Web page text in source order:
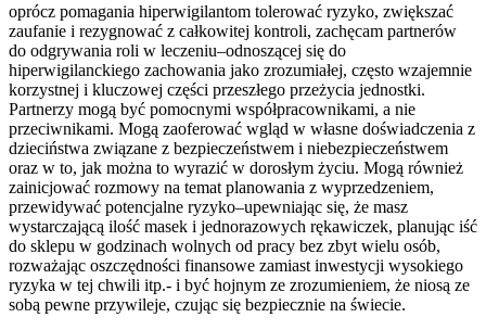
oprócz pomagania hiperwigilantom tolerować ryzyko, zwiększać
zaufanie i rezygnować z całkowitej kontroli, zachęcam partnerów
do odgrywania roli w leczeniu–odnoszącej się do
hiperwigilanckiego zachowania jako zrozumiałej, często wzajemnie
korzystnej i kluczowej części przeszłego przeżycia jednostki.
Partnerzy mogą być pomocnymi współpracownikami, a nie
przeciwnikami. Mogą zaoferować wgląd w własne doświadczenia z
dzieciństwa związane z bezpieczeństwem i niebezpieczeństwem
oraz w to, jak można to wyrazić w dorosłym życiu. Mogą również
zainicjować rozmowy na temat planowania z wyprzedzeniem,
przewidywać potencjalne ryzyko–upewniając się, że masz
wystarczającą ilość masek i jednorazowych rękawiczek, planując iść
do sklepu w godzinach wolnych od pracy bez zbyt wielu osób,
rozważając oszczędności finansowe zamiast inwestycji wysokiego
ryzyka w tej chwili itp.- i być hojnym ze zrozumieniem, że niosą ze
sobą pewne przywileje, czując się bezpiecznie na świecie.